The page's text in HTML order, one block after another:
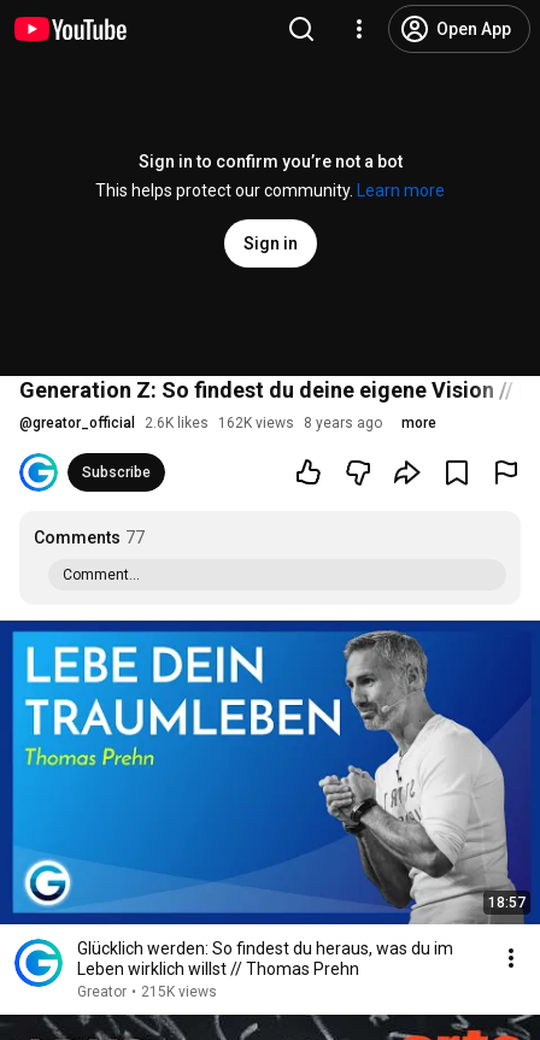
Open App
Sign in to confirm you’re not a bot
This helps protect our community.
Learn more
Sign in
Generation Z: So findest du deine eigene Vision //
@greator_official 2.6K likes 162K views 8 years ago more
Subscribe
Comments 77
Comment...
18:57
Glücklich werden: So findest du heraus, was du im
Leben wirklich willst // Thomas Prehn
Greator • 215K views